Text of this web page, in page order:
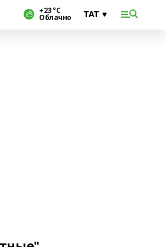
+23 °С
Облачно